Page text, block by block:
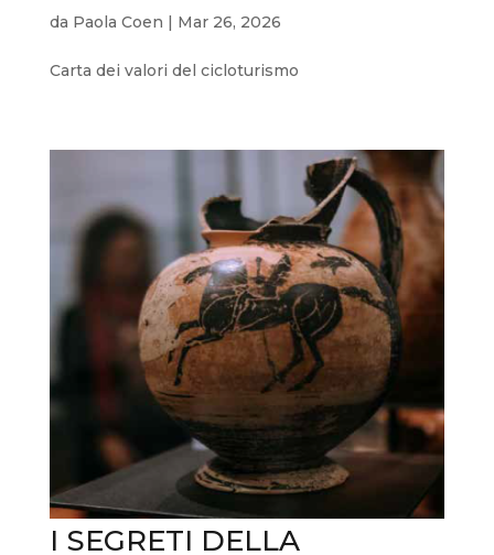
da Paola Coen | Mar 26, 2026
Carta dei valori del cicloturismo
I SEGRETI DELLA